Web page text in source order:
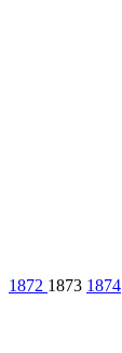
1872 1873 1874